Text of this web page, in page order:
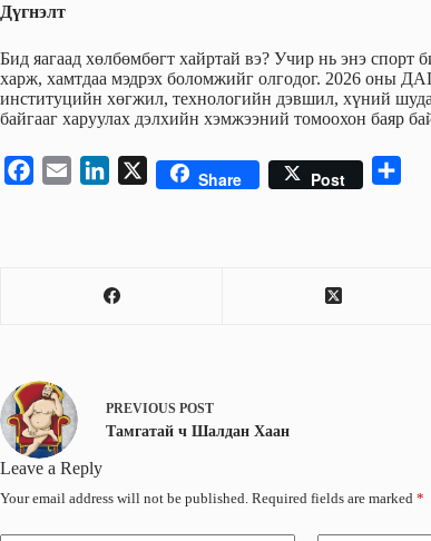
Дүгнэлт
Бид яагаад хөлбөмбөгт хайртай вэ? Учир нь энэ
харж, хамтдаа мэдрэх боломжийг олгодог. 2026 оны
институцийн хөгжил, технологийн дэвшил, хүний
байгааг харуулах дэлхийн хэмжээний томоохон баяр
e
X Share Post
PREVIOUS POST
Тамгатай ч Шалдан Хаан
Leave a Reply
Your email address will not be published. Required fields are marked *